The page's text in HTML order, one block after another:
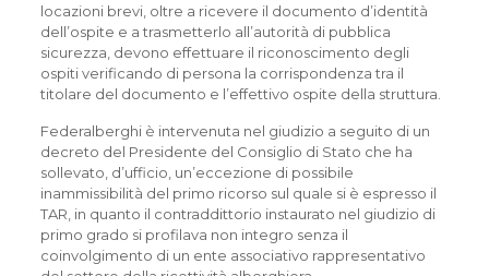
locazioni brevi, oltre a ricevere il documento d’identità
dell’ospite e a trasmetterlo all’autorità di pubblica
sicurezza, devono effettuare il riconoscimento degli
ospiti verificando di persona la corrispondenza tra il
titolare del documento e l’effettivo ospite della struttura.
Federalberghi è intervenuta nel giudizio a seguito di un
decreto del Presidente del Consiglio di Stato che ha
sollevato, d’ufficio, un’eccezione di possibile
inammissibilità del primo ricorso sul quale si è espresso il
TAR, in quanto il contraddittorio instaurato nel giudizio di
primo grado si profilava non integro senza il
coinvolgimento di un ente associativo rappresentativo